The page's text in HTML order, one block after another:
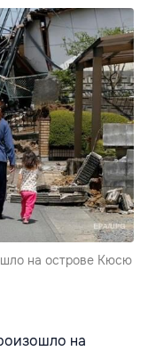
на острове Кюсю
на